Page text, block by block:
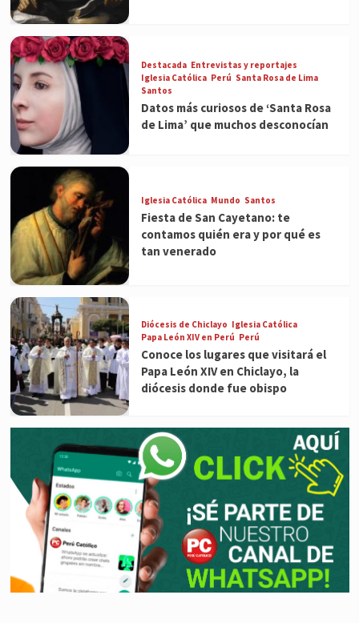
Destacada Entrevistas y reportajes
Iglesia Católica Perú Santa Rosa de Lima
Santos
Datos más curiosos de ‘Santa Rosa
de Lima’ que muchos desconocían
Iglesia Católica Mundo Santos
Fiesta de San Cayetano: te
contamos quién era y por qué es
tan venerado
Diócesis de Chiclayo Iglesia Católica
Papa León XIV en Perú Perú
Conoce los lugares que visitará el
Papa León XIV en Chiclayo, la
diócesis donde fue obispo